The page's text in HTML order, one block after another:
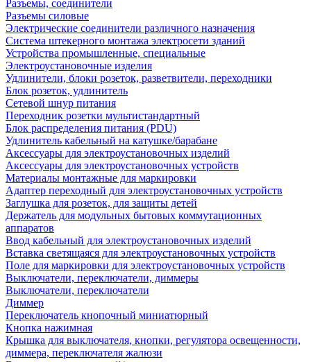
Разъемы, соединители
Разъемы силовые
Электрические соединители различного назначения
Система штекерного монтажа электросети зданий
Устройства промышленные, специальные
Электроустановочные изделия
Удлинители, блоки розеток, разветвители, переходники
Блок розеток, удлинитель
Сетевой шнур питания
Переходник розетки мультистандартный
Блок распределения питания (PDU)
Удлинитель кабельный на катушке/барабане
Аксессуары для электроустановочных изделий
Аксессуары для электроустановочных устройств
Материалы монтажные для маркировки
Адаптер переходный для электроустановочных устройств
Заглушка для розеток, для защиты детей
Держатель для модульных бытовых коммутационных
аппаратов
Ввод кабельный для электроустановочных изделий
Вставка светящаяся для электроустановочных устройств
Поле для маркировки для электроустановочных устройств
Выключатели, переключатели, диммеры
Выключатели, переключатели
Диммер
Переключатель кнопочный миниатюрный
Кнопка нажимная
Крышка для выключателя, кнопки, регулятора освещенности,
диммера, переключателя жалюзи